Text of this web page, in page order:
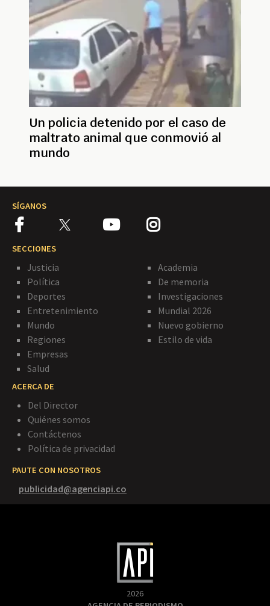
Un policia detenido por el caso de
maltrato animal que conmovió al
mundo
SÍGANOS
SECCIONES
Justicia
Política
Deportes
Entretenimiento
Mundo
Regiones
Empresas
Salud
Academia
De memoria
Investigaciones
Mundial 2026
Nuevo gobierno
Estilo de vida
ACERCA DE
Del Director
Quiénes somos
Contáctenos
Política de privacidad
PAUTE CON NOSOTROS
publicidad@agenciapi.co
2026